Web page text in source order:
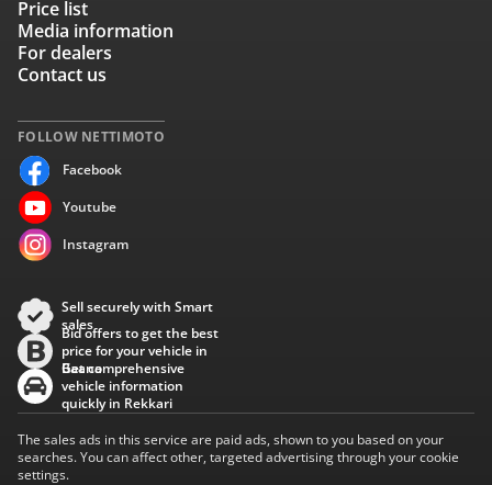
FOLLOW NETTIMOTO
Facebook
Youtube
Instagram
Price list
Media information
For dealers
Contact us
Sell securely with Smart
sales
Bid offers to get the best
price for your vehicle in
Baana
Get comprehensive
vehicle information
quickly in Rekkari
The sales ads in this service are paid ads, shown to you based on your
searches. You can affect other, targeted advertising through your cookie
settings.